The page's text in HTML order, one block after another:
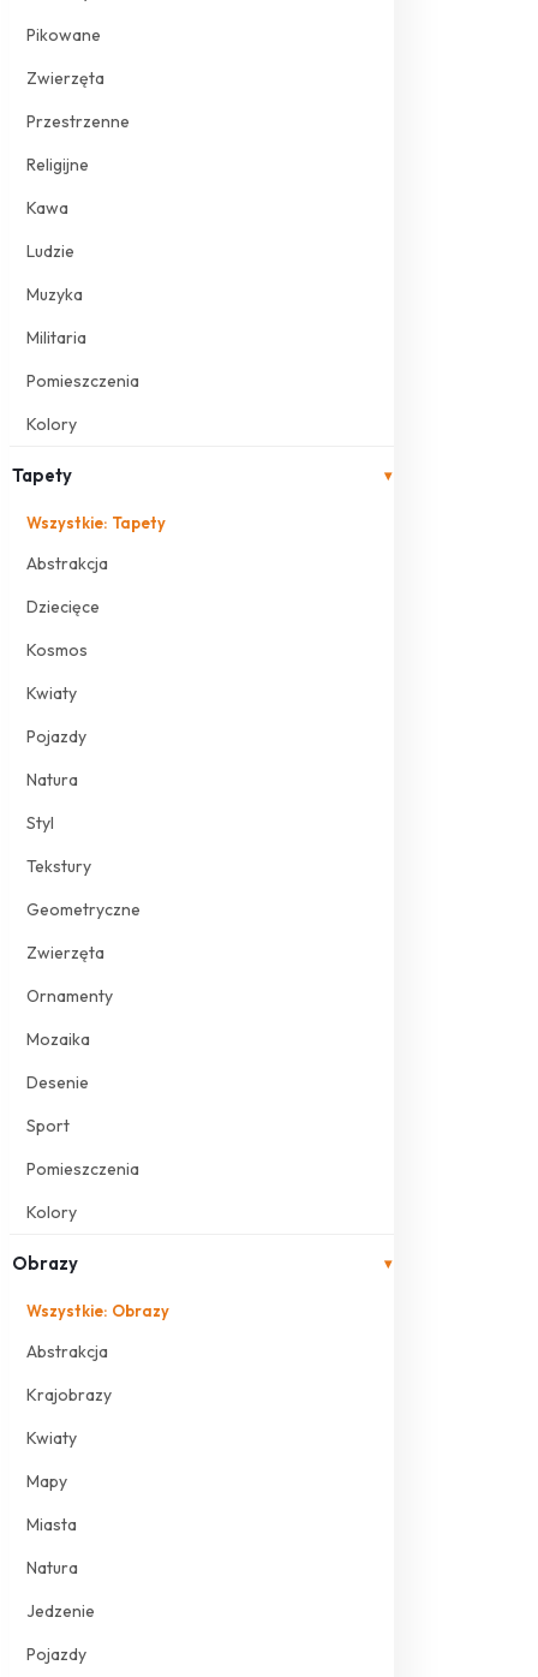
Pikowane
Zwierzęta
Przestrzenne
Religijne
Kawa
Ludzie
Muzyka
Militaria
Pomieszczenia
Kolory
Tapety ▾
Wszystkie: Tapety
Abstrakcja
Dziecięce
Kosmos
Kwiaty
Pojazdy
Natura
Styl
Tekstury
Geometryczne
Zwierzęta
Ornamenty
Mozaika
Desenie
Sport
Pomieszczenia
Kolory
Obrazy ▾
Wszystkie: Obrazy
Abstrakcja
Krajobrazy
Kwiaty
Mapy
Miasta
Natura
Jedzenie
Pojazdy